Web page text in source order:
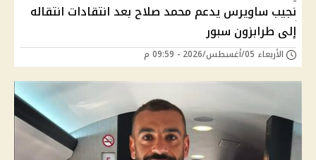
نجيب ساويرس يدعم محمد صلاح بعد انتقادات انتقاله
إلى طرابزون سبور
الأربعاء 05/أغسطس/2026 - 09:59 م